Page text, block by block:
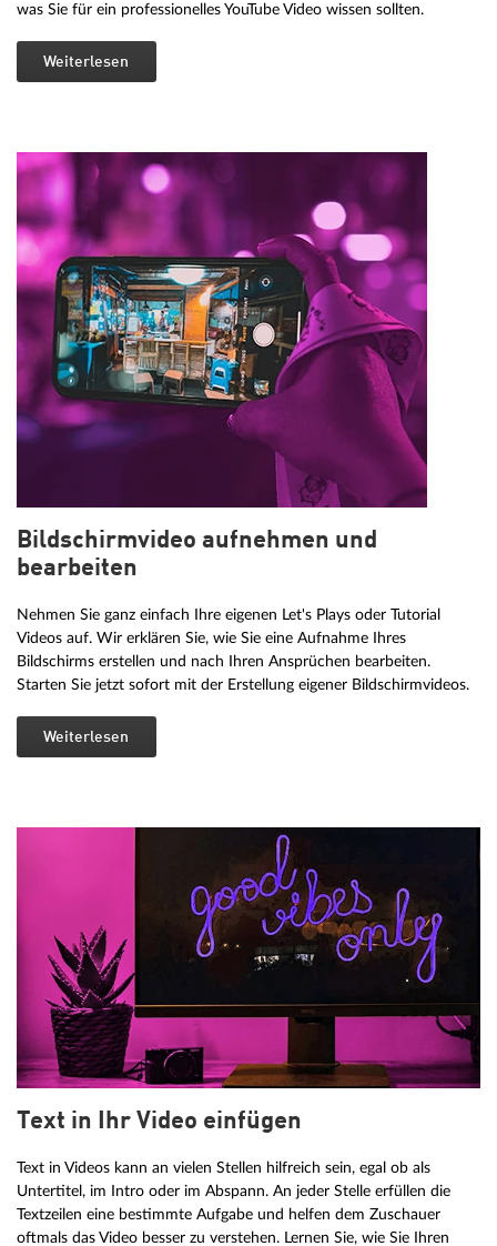
was Sie für ein professionelles YouTube Video wissen sollten.
Weiterlesen
Bildschirmvideo aufnehmen und
bearbeiten
Nehmen Sie ganz einfach Ihre eigenen Let's Plays oder Tutorial
Videos auf. Wir erklären Sie, wie Sie eine Aufnahme Ihres
Bildschirms erstellen und nach Ihren Ansprüchen bearbeiten.
Starten Sie jetzt sofort mit der Erstellung eigener Bildschirmvideos.
Weiterlesen
Text in Ihr Video einfügen
Text in Videos kann an vielen Stellen hilfreich sein, egal ob als
Untertitel, im Intro oder im Abspann. An jeder Stelle erfüllen die
Textzeilen eine bestimmte Aufgabe und helfen dem Zuschauer
oftmals das Video besser zu verstehen. Lernen Sie, wie Sie Ihren